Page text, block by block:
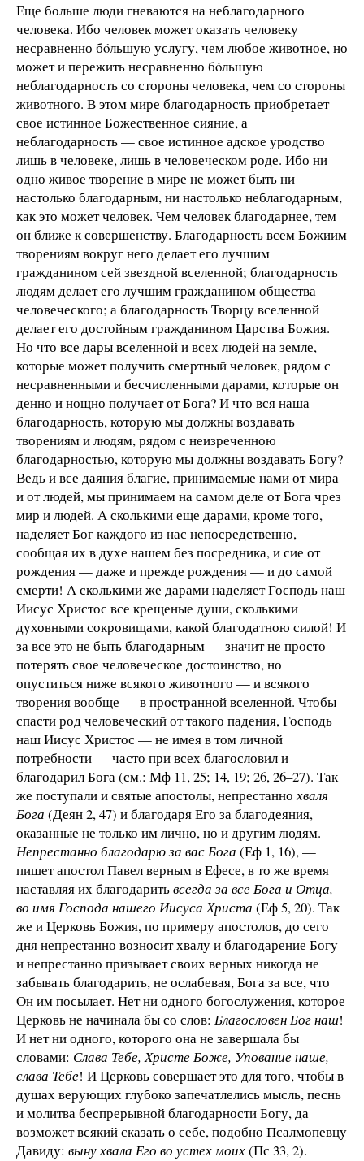
Еще больше люди гневаются на неблагодарного
человека. Ибо человек может оказать человеку
несравненно бóльшую услугу, чем любое животное, но
может и пережить несравненно бóльшую
неблагодарность со стороны человека, чем со стороны
животного. В этом мире благодарность приобретает
свое истинное Божественное сияние, а
неблагодарность — свое истинное адское уродство
лишь в человеке, лишь в человеческом роде. Ибо ни
одно живое творение в мире не может быть ни
настолько благодарным, ни настолько неблагодарным,
как это может человек. Чем человек благодарнее, тем
он ближе к совершенству. Благодарность всем Божиим
творениям вокруг него делает его лучшим
гражданином сей звездной вселенной; благодарность
людям делает его лучшим гражданином общества
человеческого; а благодарность Творцу вселенной
делает его достойным гражданином Царства Божия.
Но что все дары вселенной и всех людей на земле,
которые может получить смертный человек, рядом с
несравненными и бесчисленными дарами, которые он
денно и нощно получает от Бога? И что вся наша
благодарность, которую мы должны воздавать
творениям и людям, рядом с неизреченною
благодарностью, которую мы должны воздавать Богу?
Ведь и все даяния благие, принимаемые нами от мира
и от людей, мы принимаем на самом деле от Бога чрез
мир и людей. А сколькими еще дарами, кроме того,
наделяет Бог каждого из нас непосредственно,
сообщая их в духе нашем без посредника, и сие от
рождения — даже и прежде рождения — и до самой
смерти! А сколькими же дарами наделяет Господь наш
Иисус Христос все крещеные души, сколькими
духовными сокровищами, какой благодатною силой! И
за все это не быть благодарным — значит не просто
потерять свое человеческое достоинство, но
опуститься ниже всякого животного — и всякого
творения вообще — в пространной вселенной. Чтобы
спасти род человеческий от такого падения, Господь
наш Иисус Христос — не имея в том личной
потребности — часто при всех благословил и
благодарил Бога (см.: Мф 11, 25; 14, 19; 26, 26–27). Так
же поступали и святые апостолы, непрестаннохваля
Бога (Деян 2, 47) и благодаря Его за благодеяния,
оказанные не только им лично, но и другим людям.
Непрестанно благодарю за вас Бога (Еф 1, 16), —
пишет апостол Павел верным в Ефесе, в то же время
наставляя их благодаритьвсегда за все Бога и Отца,
во имя Господа нашего Иисуса Христа (Еф 5, 20). Так
же и Церковь Божия, по примеру апостолов, до сего
дня непрестанно возносит хвалу и благодарение Богу
и непрестанно призывает своих верных никогда не
забывать благодарить, не ослабевая, Бога за все, что
Он им посылает. Нет ни одного богослужения, которое
Церковь не начинала бы со слов: Благословен Бог наш!
И нет ни одного, которого она не завершала бы
словами: Слава Тебе, Христе Боже, Упование наше,
слава Тебе! И Церковь совершает это для того, чтобы в
душах верующих глубоко запечатлелись мысль, песнь
и молитва беспрерывной благодарности Богу, да
возможет всякий сказать о себе, подобно Псалмопевцу
Давиду: выну хвала Его во устех моих(Пс 33, 2).